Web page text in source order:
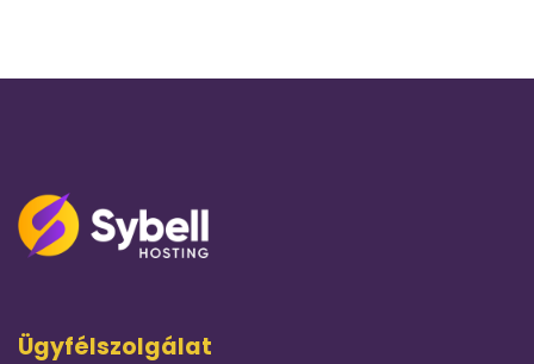
Ügyfélszolgálat